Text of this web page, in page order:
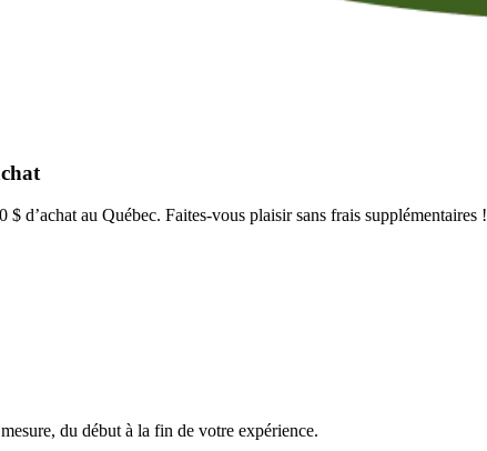
d’achat au Québec. Faites-vous plaisir sans frais supplémentaires !
du début à la fin de votre expérience.